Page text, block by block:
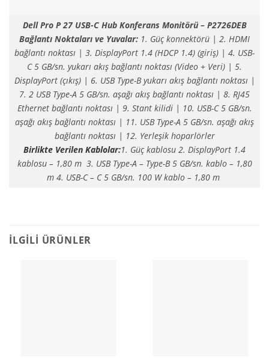
Dell Pro P 27 USB-C Hub Konferans Monitörü – P2726DEB
Bağlantı Noktaları ve Yuvalar: 1. Güç konnektörü | 2. HDMI
bağlantı noktası | 3. DisplayPort 1.4 (HDCP 1.4) (giriş) | 4. USB-
C 5 GB/sn. yukarı akış bağlantı noktası (Video + Veri) | 5.
DisplayPort (çıkış) | 6. USB Type-B yukarı akış bağlantı noktası |
7. 2 USB Type-A 5 GB/sn. aşağı akış bağlantı noktası | 8. RJ45
Ethernet bağlantı noktası | 9. Stant kilidi | 10. USB-C 5 GB/sn.
aşağı akış bağlantı noktası | 11. USB Type-A 5 GB/sn. aşağı akış
bağlantı noktası | 12. Yerleşik hoparlörler
Birlikte Verilen Kablolar:1. Güç kablosu 2. DisplayPort 1.4
kablosu – 1,80 m 3. USB Type-A – Type-B 5 GB/sn. kablo – 1,80
m 4. USB-C – C 5 GB/sn. 100 W kablo – 1,80 m
İLGILI ÜRÜNLER